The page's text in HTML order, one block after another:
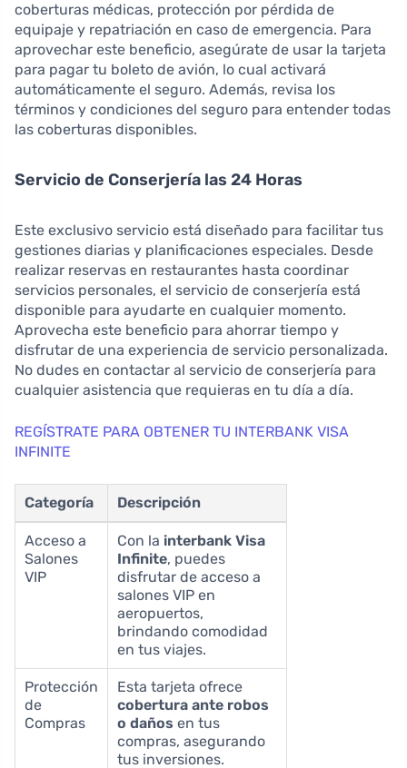
coberturas médicas, protección por pérdida de
equipaje y repatriación en caso de emergencia. Para
aprovechar este beneficio, asegúrate de usar la tarjeta
para pagar tu boleto de avión, lo cual activará
automáticamente el seguro. Además, revisa los
términos y condiciones del seguro para entender todas
las coberturas disponibles.
Servicio de Conserjería las 24 Horas
Este exclusivo servicio está diseñado para facilitar tus
gestiones diarias y planificaciones especiales. Desde
realizar reservas en restaurantes hasta coordinar
servicios personales, el servicio de conserjería está
disponible para ayudarte en cualquier momento.
Aprovecha este beneficio para ahorrar tiempo y
disfrutar de una experiencia de servicio personalizada.
No dudes en contactar al servicio de conserjería para
cualquier asistencia que requieras en tu día a día.
REGÍSTRATE PARA OBTENER TU INTERBANK VISA
INFINITE
Categoría Descripción
Acceso a
Salones
VIP
Con la interbank Visa
Infinite, puedes
disfrutar de acceso a
salones VIP en
aeropuertos,
brindando comodidad
en tus viajes.
Protección
de
Compras
Esta tarjeta ofrece
cobertura ante robos
o daños en tus
compras, asegurando
tus inversiones.